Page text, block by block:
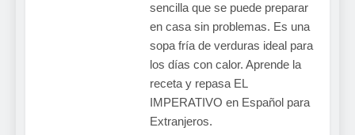
sencilla que se puede preparar
en casa sin problemas. Es una
sopa fría de verduras ideal para
los días con calor. Aprende la
receta y repasa EL
IMPERATIVO en Español para
Extranjeros.